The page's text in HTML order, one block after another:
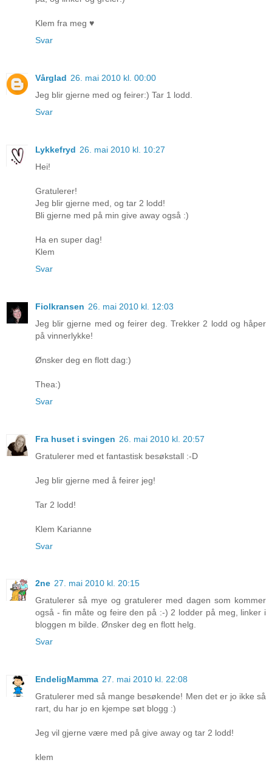
Klem fra meg ♥
Svar
Vårglad 26. mai 2010 kl. 00:00
Jeg blir gjerne med og feirer:) Tar 1 lodd.
Svar
Lykkefryd 26. mai 2010 kl. 10:27
Hei!
Gratulerer!
Jeg blir gjerne med, og tar 2 lodd!
Bli gjerne med på min give away også :)
Ha en super dag!
Klem
Svar
Fiolkransen 26. mai 2010 kl. 12:03
Jeg blir gjerne med og feirer deg. Trekker 2 lodd og håper
på vinnerlykke!
Ønsker deg en flott dag:)
Thea:)
Svar
Fra huset i svingen 26. mai 2010 kl. 20:57
Gratulerer med et fantastisk besøkstall :-D
Jeg blir gjerne med å feirer jeg!
Tar 2 lodd!
Klem Karianne
Svar
2ne 27. mai 2010 kl. 20:15
Gratulerer så mye og gratulerer med dagen som kommer
også - fin måte og feire den på :-) 2 lodder på meg, linker i
bloggen m bilde. Ønsker deg en flott helg.
Svar
EndeligMamma 27. mai 2010 kl. 22:08
Gratulerer med så mange besøkende! Men det er jo ikke så
rart, du har jo en kjempe søt blogg :)
Jeg vil gjerne være med på give away og tar 2 lodd!
klem